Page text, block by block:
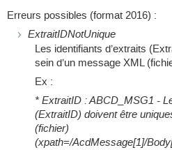
Erreurs possibles (format 2016) :
ExtraitIDNotUnique
Les identifiants d’extraits
sein d’un message XML
Ex :
* ExtraitID : ABCD_MSG1 -
(ExtraitID) doivent être
(fichier)
(xpath=/AcdMessage[1]/